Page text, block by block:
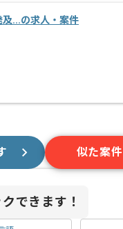
...の求人・案件
似た案
できます！